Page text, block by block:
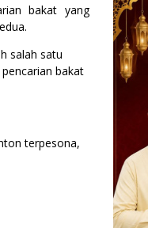
bakat yang
salah satu
bakat
terpesona,